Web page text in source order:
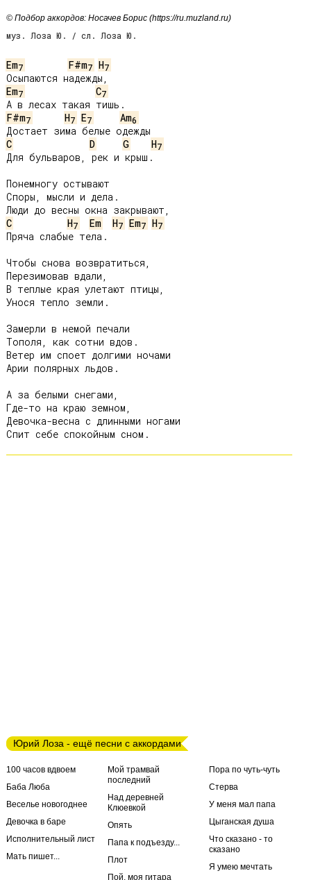
© Подбор аккордов: Носачев Борис (https://ru.muzland.ru)
муз. Лоза Ю. / сл. Лоза Ю.
Em7 F#m7 H7
Em7 C7
F#m7 H7 E7 Am6
C
D G H7
Для бульваров, рек и крыш.
Понемногу остывают
Споры, мысли и дела.
C
H7 Em H7 Em7 H7
Пряча слабые тела.
Чтобы снова возвратиться,
Перезимовав вдали,
В теплые края улетают птицы,
Унося тепло земли.
Замерли в немой печали
Тополя, как сотни вдов.
Ветер им споет долгими ночами
Арии полярных льдов.
А за белыми снегами,
Где-то на краю земном,
Девочка-весна с длинными ногами
Юрий Лоза - ещё песни с аккордами
100 часов вдвоем
Баба Люба
Веселье новогоднее
Девочка в баре
Исполнительный лист
Мать пишет...
Мой трамвай
последний
Над деревней
Клюевкой
Опять
Папа к подъезду...
Плот
Пой, моя гитара
Пора по чуть-чуть
Стерва
У меня мал папа
Цыганская душа
Что сказано - то
сказано
Я умею мечтать